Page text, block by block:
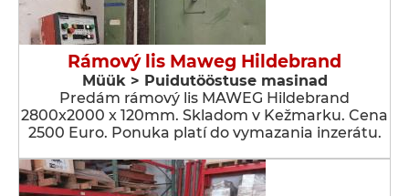
Rámový lis Maweg Hildebrand
Müük > Puidutööstuse masinad
Predám rámový lis MAWEG Hildebrand
2800x2000 x 120mm. Skladom v Kežmarku. Cena
2500 Euro. Ponuka platí do vymazania inzerátu.